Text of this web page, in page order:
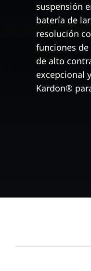
suspensión
batería de
resolución
funciones
de alto
excepcional
Kardon®